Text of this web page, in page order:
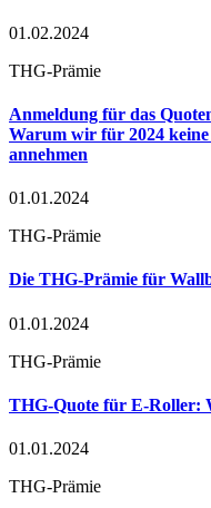
01.02.2024
THG-Prämie
Anmeldung für das
Warum wir für 2024
annehmen
01.01.2024
THG-Prämie
Die THG-Prämie für
01.01.2024
THG-Prämie
THG-Quote für E-Roller:
01.01.2024
THG-Prämie